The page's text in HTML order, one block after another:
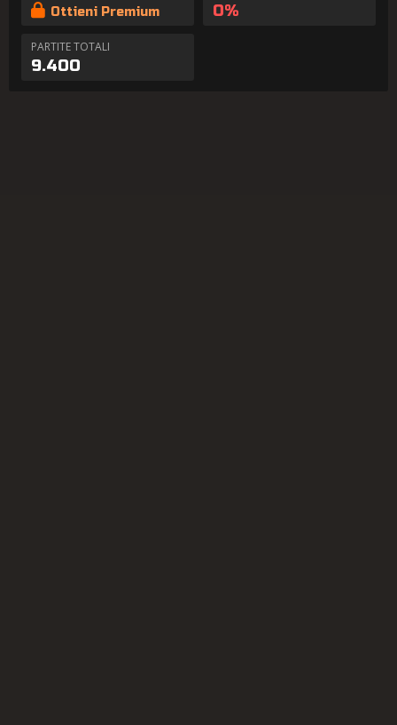
Ottieni Premium
0%
PARTITE TOTALI
9.400